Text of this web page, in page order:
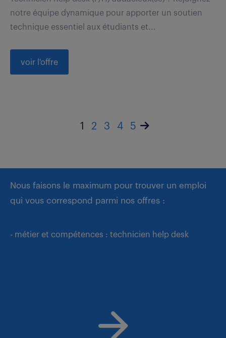
notre équipe dynamique pour apporter un soutien
technique essentiel aux étudiants et...
voir l'offre
1 2 3 4 5
Nous faisons le maximum pour trouver un emploi
qui vous correspond parmi nos offres :
- métier et compétences : technicien help desk